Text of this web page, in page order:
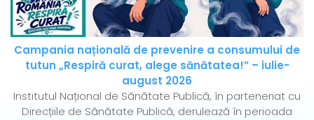
Campania națională de prevenire a consumului de
tutun „Respiră curat, alege sănătatea!” – iulie-
august 2026
Institutul Național de Sănătate Publică, în parteneriat cu
Direcțiile de Sănătate Publică, derulează în perioada